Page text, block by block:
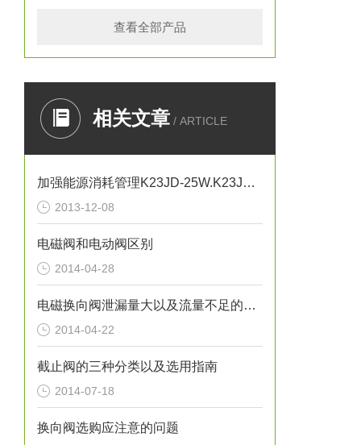
查看全部产品
相关文章 / ARTICLE
加强能源消耗管理K23JD-25W.K23JD-15W.K23JSD-L15
2013-12-08
电磁阀和电动阀区别
2014-04-28
电磁换向阀泄漏量大以及流量不足的故障解决
2014-04-22
截止阀的三种分类以及选用指南
2014-07-18
换向阀选购应注意的问题